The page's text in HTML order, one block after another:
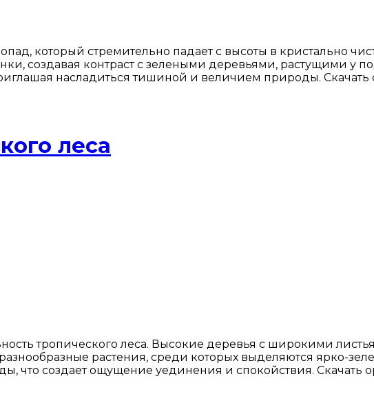
который стремительно падает с высоты в кристально
создавая контраст с зелеными деревьями, растущими у
насладиться тишиной и величием природы. Скачать
леса
тропического леса. Высокие деревья с широкими
растения, среди которых выделяются ярко-
что создает ощущение уединения и спокойствия. Скачать